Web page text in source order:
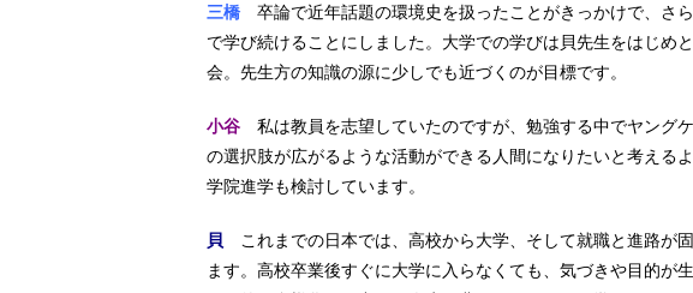
三橋 卒論で近年話題の環境史を扱ったことがきっかけで、さ
で学び続けることにしました。大学での学びは貝先生をはじめ
会。先生方の知識の源に少しでも近づくのが目標です。
小谷 私は教員を志望していたのですが、勉強する中でヤング
の選択肢が広がるような活動ができる人間になりたいと考える
学院進学も検討しています。
貝 これまでの日本では、高校から大学、そして就職と進路が
ます。高校卒業後すぐに大学に入らなくても、気づきや目的が